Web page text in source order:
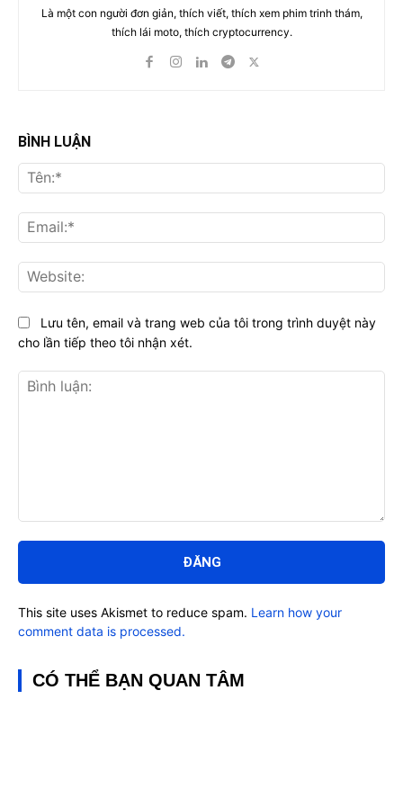
Là một con người đơn giản, thích viết, thích xem phim trinh thám,
thích lái moto, thích cryptocurrency.
BÌNH LUẬN
luận:
Lưu tên, email và trang web của tôi trong trình duyệt này
cho lần tiếp theo tôi nhận xét.
This site uses Akismet to reduce spam. Learn how your
comment data is processed.
CÓ THỂ BẠN QUAN TÂM